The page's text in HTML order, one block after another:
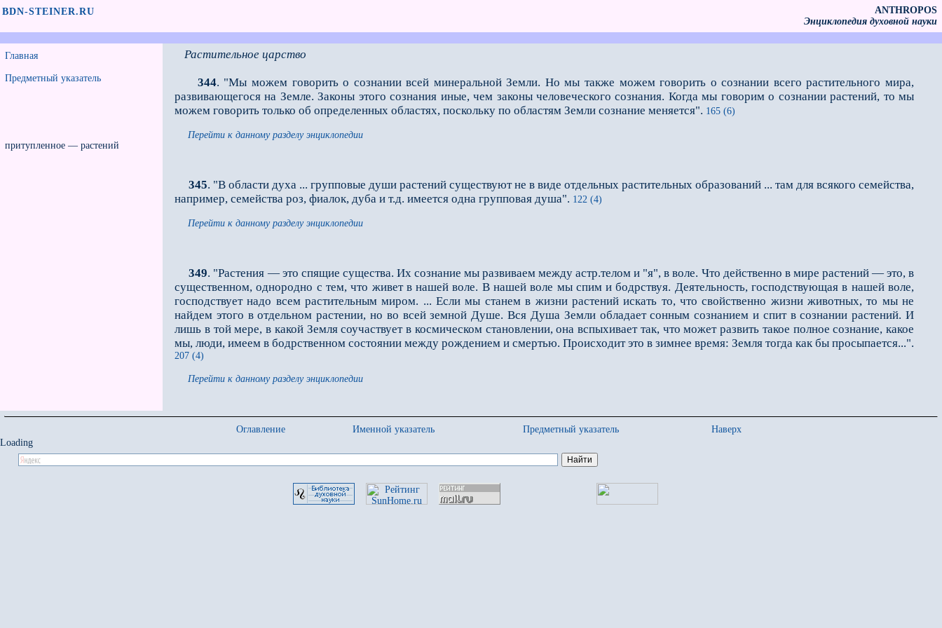
BDN-STEINER.RU
ANTHROPOS
Энциклопедия духовной науки
Главная
Предметный указатель
притупленное — растений
Растительное царство
344. "Мы можем говорить о сознании всей минеральной Земли. Но мы также можем говорить о сознании всего растительного мира,
развивающегося на Земле. Законы этого сознания иные, чем законы человеческого сознания. Когда мы говорим о сознании растений, то мы
можем говорить только об определенных областях, поскольку по областям Земли сознание меняется". 165 (6)
Перейти к данному разделу энциклопедии
345. "В области духа ... групповые души растений существуют не в виде отдельных растительных образований ... там для всякого семейства,
например, семейства роз, фиалок, дуба и т.д. имеется одна групповая душа". 122 (4)
Перейти к данному разделу энциклопедии
349. "Растения — это спящие существа. Их сознание мы развиваем между астр.телом и "я", в воле. Что действенно в мире растений — это, в
существенном, однородно с тем, что живет в нашей воле. В нашей воле мы спим и бодрствуя. Деятельность, господствующая в нашей воле,
господствует надо всем растительным миром. ... Если мы станем в жизни растений искать то, что свойственно жизни животных, то мы не
найдем этого в отдельном растении, но во всей земной Душе. Вся Душа Земли обладает сонным сознанием и спит в сознании растений. И
лишь в той мере, в какой Земля соучаствует в космическом становлении, она вспыхивает так, что может развить такое полное сознание, какое
мы, люди, имеем в бодрственном состоянии между рождением и смертью. Происходит это в зимнее время: Земля тогда как бы просыпается...".
207 (4)
Перейти к данному разделу энциклопедии
Оглавление Именной указатель Предметный указатель
Наверх
Loading